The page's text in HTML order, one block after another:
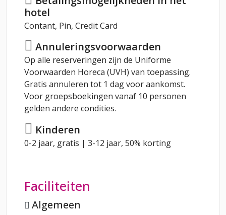
hotel
Contant, Pin, Credit Card
Annuleringsvoorwaarden
Op alle reserveringen zijn de Uniforme
Voorwaarden Horeca (UVH) van toepassing.
Gratis annuleren tot 1 dag voor aankomst.
Voor groepsboekingen vanaf 10 personen
gelden andere condities.
Kinderen
0-2 jaar, gratis | 3-12 jaar, 50% korting
Faciliteiten
Algemeen